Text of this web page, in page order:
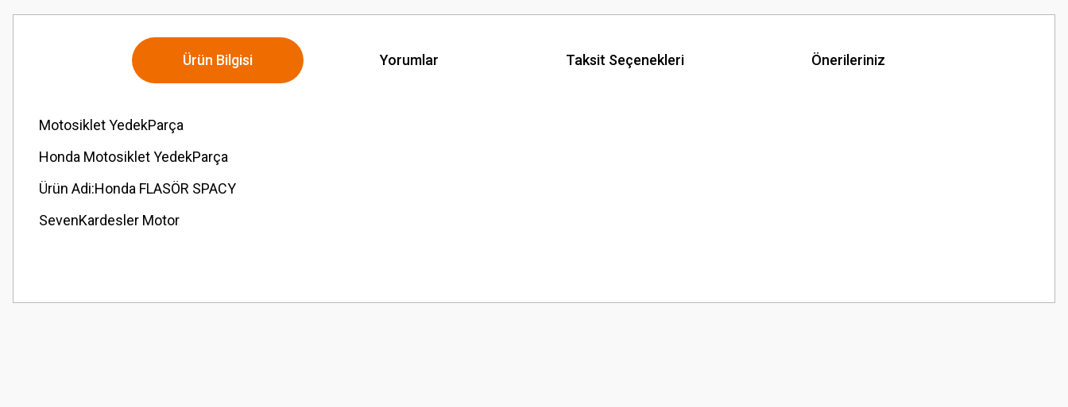
Ürün Bilgisi Yorumlar Taksit Seçenekleri Önerileriniz
Motosiklet YedekParça
Honda Motosiklet YedekParça
Ürün Adi:Honda FLASÖR SPACY
SevenKardesler Motor